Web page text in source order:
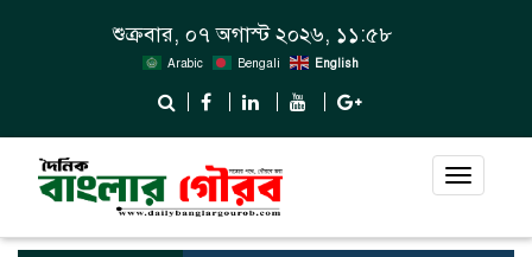
শুক্রবার, ০৭ অগাস্ট ২০২৬, ১১:৫৮
Arabic Bengali English
Toggle